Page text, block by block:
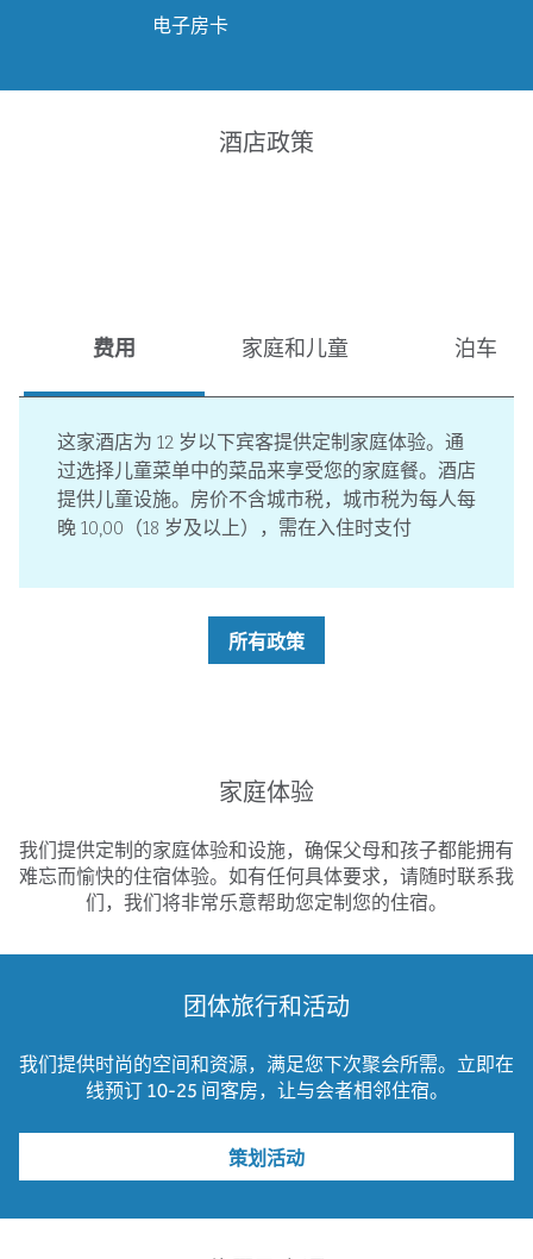
电子房卡
酒店政策
费用 家庭和儿童 泊车
这家酒店为 12 岁以下宾客提供定制家庭体验。通
过选择儿童菜单中的菜品来享受您的家庭餐。酒店
提供儿童设施。房价不含城市税，城市税为每人每
晚 10,00（18 岁及以上），需在入住时支付
所有政策
家庭体验
我们提供定制的家庭体验和设施，确保父母和孩子都能拥有
难忘而愉快的住宿体验。如有任何具体要求，请随时联系我
们，我们将非常乐意帮助您定制您的住宿。
团体旅行和活动
我们提供时尚的空间和资源，满足您下次聚会所需。立即在
线预订 10-25 间客房，让与会者相邻住宿。
策划活动